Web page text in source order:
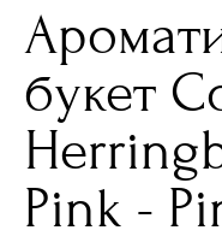
букет
Pink -